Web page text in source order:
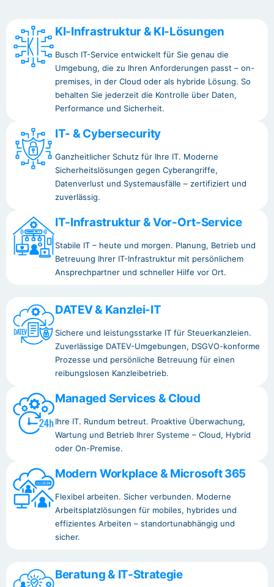
KI-Infrastruktur & KI-Lösungen
Busch IT-Service entwickelt für Sie genau die
Umgebung, die zu Ihren Anforderungen passt – on-
premises, in der Cloud oder als hybride Lösung. So
behalten Sie jederzeit die Kontrolle über Daten,
Performance und Sicherheit.
IT- & Cybersecurity
Ganzheitlicher Schutz für Ihre IT. Moderne
Sicherheitslösungen gegen Cyberangriffe,
Datenverlust und Systemausfälle – zertifiziert und
zuverlässig.
IT-Infrastruktur & Vor-Ort-Service
Stabile IT – heute und morgen. Planung, Betrieb und
Betreuung Ihrer IT-Infrastruktur mit persönlichem
Ansprechpartner und schneller Hilfe vor Ort.
DATEV & Kanzlei-IT
Sichere und leistungsstarke IT für Steuerkanzleien.
Zuverlässige DATEV-Umgebungen, DSGVO-konforme
Prozesse und persönliche Betreuung für einen
reibungslosen Kanzleibetrieb.
Managed Services & Cloud
Ihre IT. Rundum betreut. Proaktive Überwachung,
Wartung und Betrieb Ihrer Systeme – Cloud, Hybrid
oder On-Premise.
Modern Workplace & Microsoft 365
Flexibel arbeiten. Sicher verbunden. Moderne
Arbeitsplatzlösungen für mobiles, hybrides und
effizientes Arbeiten – standortunabhängig und
sicher.
Beratung & IT-Strategie